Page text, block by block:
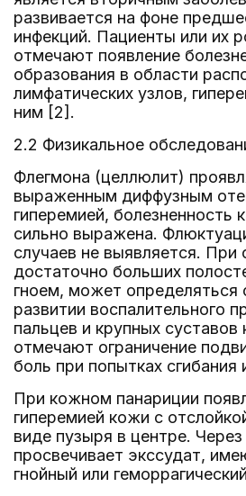
развивается на фоне
инфекций. Пациенты или их
отмечают появление
образования в области
лимфатических узлов,
ним [2].
2.2 Физикальное
Флегмона (целлюлит)
выраженным диффузным
гиперемией, болезненность
сильно выражена.
случаев не выявляется. При
достаточно больших
гноем, может определяться
развитии воспалительного
пальцев и крупных суставов
отмечают ограничение
боль при попытках сгибания
При кожном панариции
гиперемией кожи с
виде пузыря в центре.
просвечивает экссудат,
гнойный или